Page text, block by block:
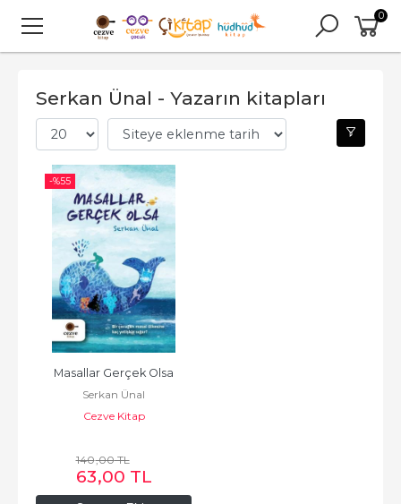
0
Serkan Ünal - Yazarın kitapları
-%55
Masallar Gerçek Olsa
Serkan Ünal
Cezve Kitap
140,00TL
63,00 TL